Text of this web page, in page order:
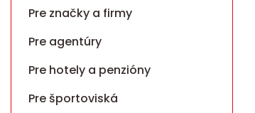
Pre značky a firmy
Pre agentúry
Pre hotely a penzióny
Pre športoviská